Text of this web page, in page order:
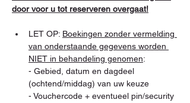
door voor u tot reserveren overgaat!
LET OP: Boekingen zonder vermelding
van onderstaande gegevens worden
NIET in behandeling genomen:
- Gebied, datum en dagdeel
(ochtend/middag) van uw keuze
- Vouchercode + eventueel pin/security